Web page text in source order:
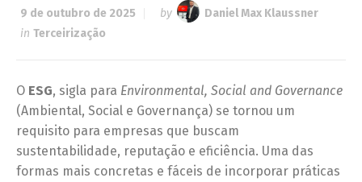
9 de outubro de 2025 by
Daniel Max Klaussner
in Terceirização
O ESG, sigla para Environmental, Social and Governance
(Ambiental, Social e Governança) se tornou um
requisito para empresas que buscam
sustentabilidade, reputação e eficiência. Uma das
formas mais concretas e fáceis de incorporar práticas